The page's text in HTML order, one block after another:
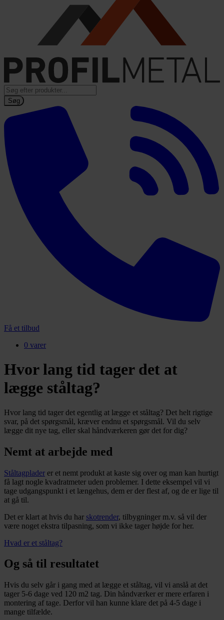
Products
search
Søg
Få et tilbud
0 varer
Hvor lang tid tager det at
lægge ståltag?
Hvor lang tid tager det egentlig at lægge et ståltag? Det helt rigtige
svar, på det spørgsmål, kræver endnu et spørgsmål. Vil du selv
lægge dit nye tag, eller skal håndværkeren gør det for dig?
Nemt at arbejde med
Ståltagplader er et nemt produkt at kaste sig over og man kan hurtigt
få lagt nogle kvadratmeter uden problemer. I dette eksempel vil vi
tage udgangspunkt i et længehus, dem er der flest af, og de er lige til
at gå til.
Det er klart at hvis du har skotrender, tilbygninger m.v. så vil der
være noget ekstra tilpasning, som vi ikke tager højde for her.
Hvad er et ståltag?
Og så til resultatet
Hvis du selv går i gang med at lægge et ståltag, vil vi anslå at det
tager 5-6 dage ved 120 m2 tag. Din håndværker er mere erfaren i
montering af tage. Derfor vil han kunne klare det på 4-5 dage i
mange tilfælde.